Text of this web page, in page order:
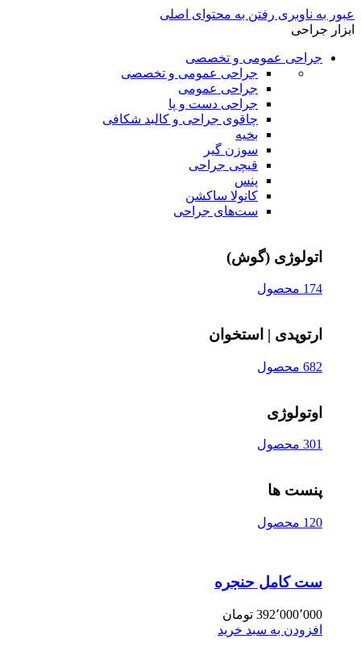
عبور به ناوبری رفتن به محتوای اصلی
ابزار جراحی
جراحی عمومی و تخصصی
جراحی عمومی و تخصصی
جراحی عمومی
جراحی دست و پا
چاقوی جراحی و کالبد شکافی
بخیه
سوزن‌ گیر
قیچی‌ جراحی
پنس
کانولا ساکشن
ست‌های جراحی
اتولوژی (گوش)
174 محصول
ارتوپدی | استخوان
682 محصول
اوتولوژی
301 محصول
پنست ها
120 محصول
ست کامل حنجره
392٬000٬000 تومان
افزودن به سبد خرید